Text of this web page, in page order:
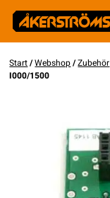
Start/Webshop/Zubehör
I000/1500